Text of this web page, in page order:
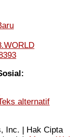
alternatif
Inc. | Hak Cipta